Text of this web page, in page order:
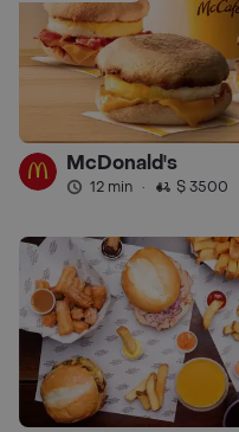
McDonald's
12 min · $ 3500